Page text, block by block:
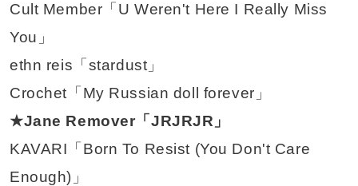
Cult Member「U Weren't Here I Really Miss
You」
ethn reis「stardust」
Crochet「My Russian doll forever」
★Jane Remover「JRJRJR」
KAVARI「Born To Resist (You Don't Care
Enough)」